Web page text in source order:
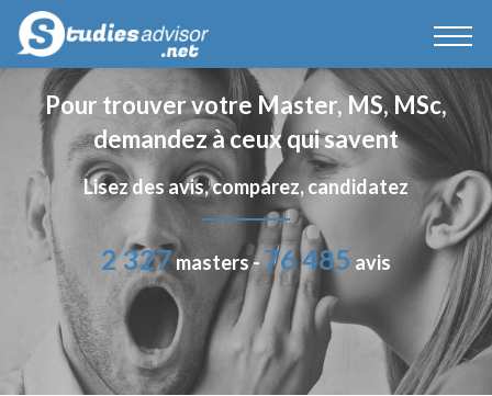
Pour trouver votre Master, MS, MSc,
demandez à ceux qui savent
Lisez des avis, comparez, candidatez
2 327masters -76 485 avis